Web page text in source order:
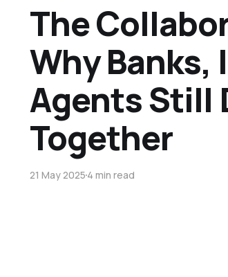
The
Why Banks,
Agents Still
Together
21 May 20254 min read